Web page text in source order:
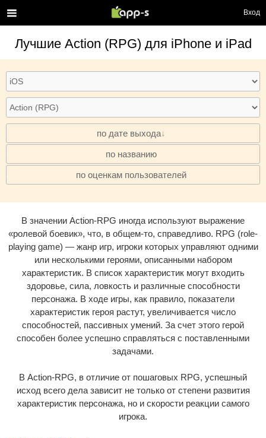
Вход
Лучшие Action (RPG) для iPhone и iPad
по дате выхода
· по названию
· по оценкам пользователей
В значении Action-RPG иногда используют выражение
«ролевой боевик», что, в общем-то, справедливо. RPG (role-
playing game) — жанр игр, игроки которых управляют одними
или несколькими героями, описанными набором
характеристик. В список характеристик могут входить
здоровье, сила, ловкость и различные способности
персонажа. В ходе игры, как правило, показатели
характеристик героя растут, увеличивается число
способностей, пассивных умений. За счет этого герой
способен более успешно справляться с поставленными
задачами.
В Action-RPG, в отличие от пошаговых RPG, успешный
исход всего дела зависит не только от степени развития
характеристик персонажа, но и скорости реакции самого
игрока.